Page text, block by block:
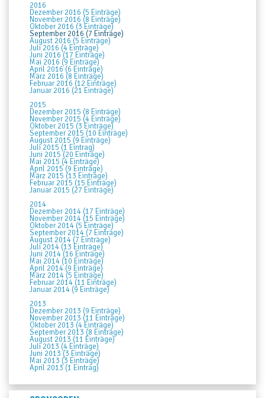
2016
Dezember 2016 (5 Einträge)
November 2016 (8 Einträge)
Oktober 2016 (3 Einträge)
September 2016 (7 Einträge)
August 2016 (5 Einträge)
Juli 2016 (4 Einträge)
Juni 2016 (17 Einträge)
Mai 2016 (9 Einträge)
April 2016 (6 Einträge)
März 2016 (8 Einträge)
Februar 2016 (12 Einträge)
Januar 2016 (21 Einträge)
2015
Dezember 2015 (8 Einträge)
November 2015 (4 Einträge)
Oktober 2015 (3 Einträge)
September 2015 (10 Einträge)
August 2015 (9 Einträge)
Juli 2015 (1 Eintrag)
Juni 2015 (20 Einträge)
Mai 2015 (4 Einträge)
April 2015 (9 Einträge)
März 2015 (13 Einträge)
Februar 2015 (15 Einträge)
Januar 2015 (27 Einträge)
2014
Dezember 2014 (17 Einträge)
November 2014 (15 Einträge)
Oktober 2014 (5 Einträge)
September 2014 (7 Einträge)
August 2014 (7 Einträge)
Juli 2014 (13 Einträge)
Juni 2014 (16 Einträge)
Mai 2014 (10 Einträge)
April 2014 (9 Einträge)
März 2014 (5 Einträge)
Februar 2014 (11 Einträge)
Januar 2014 (9 Einträge)
2013
Dezember 2013 (9 Einträge)
November 2013 (11 Einträge)
Oktober 2013 (4 Einträge)
September 2013 (8 Einträge)
August 2013 (11 Einträge)
Juli 2013 (4 Einträge)
Juni 2013 (3 Einträge)
Mai 2013 (3 Einträge)
April 2013 (1 Eintrag)